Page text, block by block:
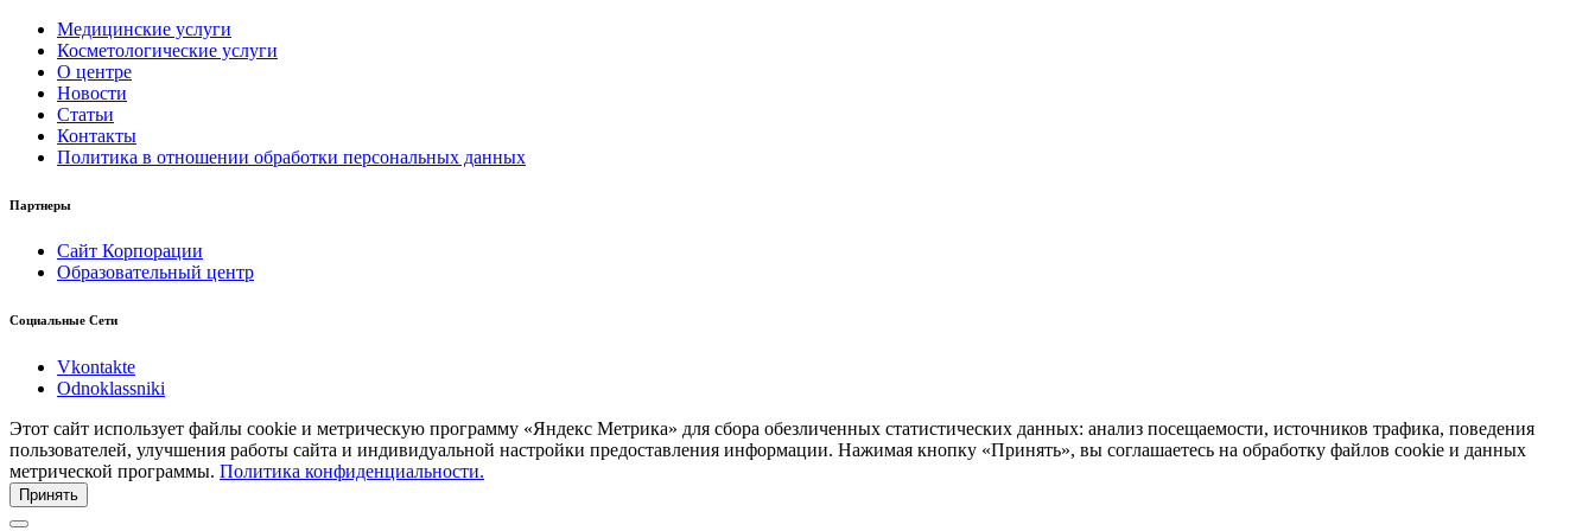
Медицинские услуги
Косметологические услуги
О центре
Новости
Статьи
Контакты
Политика в отношении обработки персональных данных
Партнеры
Сайт Корпорации
Образовательный центр
Социальные Сети
Vkontakte
Odnoklassniki
Этот сайт использует файлы cookie и метрическую программу «Яндекс Метрика» для сбора обезличенных статистических данных: анализ посещаемости, источников трафика, поведения
пользователей, улучшения работы сайта и индивидуальной настройки предоставления информации. Нажимая кнопку «Принять», вы соглашаетесь на обработку файлов cookie и данных
метрической программы. Политика конфиденциальности.
Принять